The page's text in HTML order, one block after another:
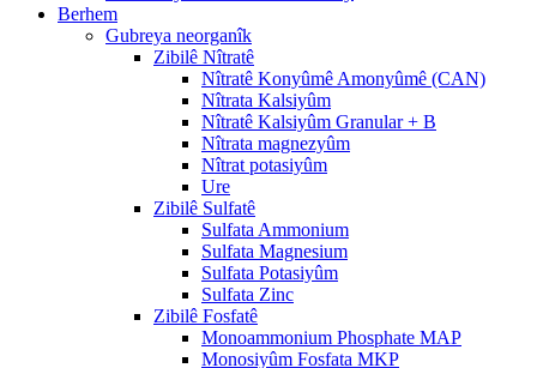
Berhem
Gubreya neorganîk
Zibilê Nîtratê
Nîtratê Konyûmê Amonyûmê (CAN)
Nîtrata Kalsiyûm
Nîtratê Kalsiyûm Granular + B
Nîtrata magnezyûm
Nîtrat potasiyûm
Ure
Zibilê Sulfatê
Sulfata Ammonium
Sulfata Magnesium
Sulfata Potasiyûm
Sulfata Zinc
Zibilê Fosfatê
Monoammonium Phosphate MAP
Monosiyûm Fosfata MKP